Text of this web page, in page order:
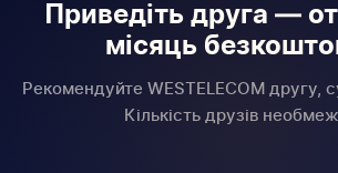
Приведіть друга —
місяць
Рекомендуйте WESTELECOM другу,
Кількість друзів